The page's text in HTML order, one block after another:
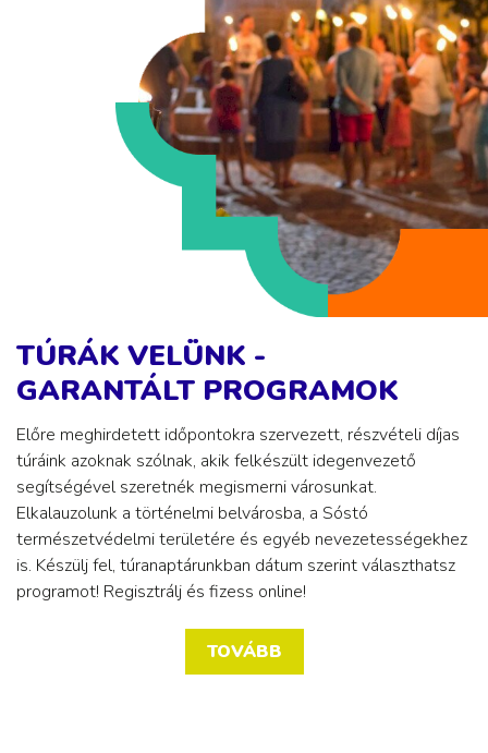
TÚRÁK VELÜNK -
GARANTÁLT PROGRAMOK
Előre meghirdetett időpontokra szervezett, részvételi díjas
túráink azoknak szólnak, akik felkészült idegenvezető
segítségével szeretnék megismerni városunkat.
Elkalauzolunk a történelmi belvárosba, a Sóstó
természetvédelmi területére és egyéb nevezetességekhez
is. Készülj fel, túranaptárunkban dátum szerint választhatsz
programot! Regisztrálj és fizess online!
TOVÁBB